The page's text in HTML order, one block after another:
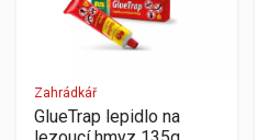
Zahrádkář
GlueTrap lepidlo na